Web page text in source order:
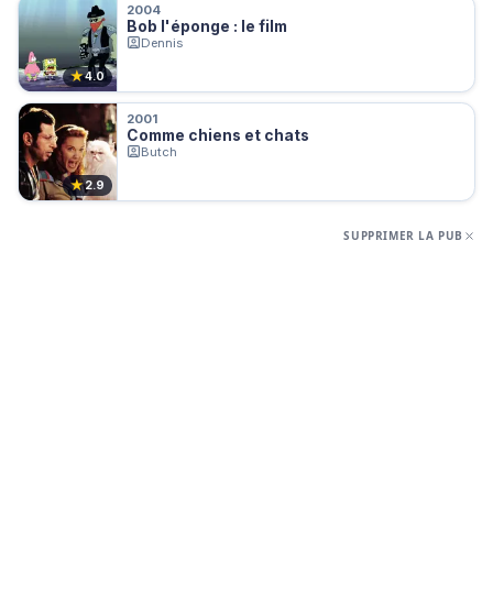
★4.0
2004
Bob l'éponge : le film
Dennis
★2.9
2001
Comme chiens et chats
Butch
SUPPRIMER LA PUB